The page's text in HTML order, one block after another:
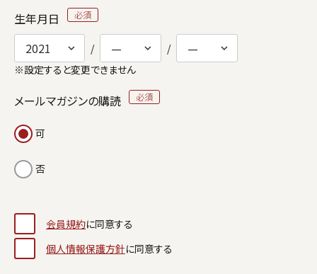
生年月日
※設定すると変更できません
メールマガジンの購読
可
否
会員規約に同意する
個人情報保護方針に同意する